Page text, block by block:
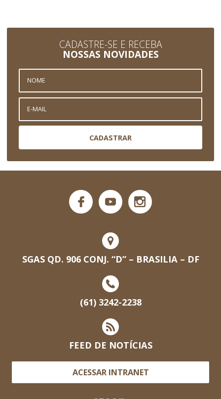
CADASTRE-SE E RECEBA
NOSSAS NOVIDADES
CADASTRAR
SGAS QD. 906 CONJ. “D” – BRASILIA – DF
(61) 3242-2238
FEED DE NOTÍCIAS
ACESSAR INTRANET